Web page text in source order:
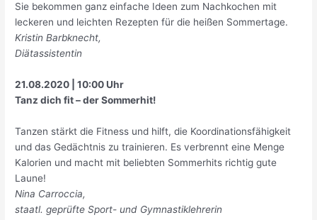
Sie bekommen ganz einfache Ideen zum Nachkochen mit
leckeren und leichten Rezepten für die heißen Sommertage.
Kristin Barbknecht,
Diätassistentin
21.08.2020 | 10:00 Uhr
Tanz dich fit – der Sommerhit!
Tanzen stärkt die Fitness und hilft, die Koordinationsfähigkeit
und das Gedächtnis zu trainieren. Es verbrennt eine Menge
Kalorien und macht mit beliebten Sommerhits richtig gute
Laune!
Nina Carroccia,
staatl. geprüfte Sport- und Gymnastiklehrerin